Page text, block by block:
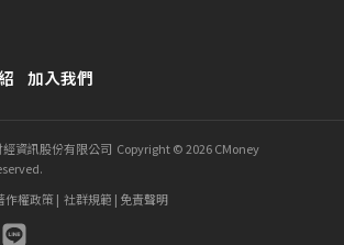
加入我們
經資訊股份有限公司 Copyright © 2026 CMoney
作權政策| 社群規範 | 免責聲明